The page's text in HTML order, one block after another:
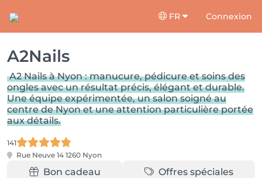
FR Connexion
A2Nails
A2 Nails à Nyon : manucure, pédicure et soins des
ongles avec un résultat précis, élégant et durable.
Une équipe expérimentée, un salon soigné au
centre de Nyon et une attention particulière portée
aux détails.
141
Rue Neuve 14 1260 Nyon
Bon cadeau Offres spéciales